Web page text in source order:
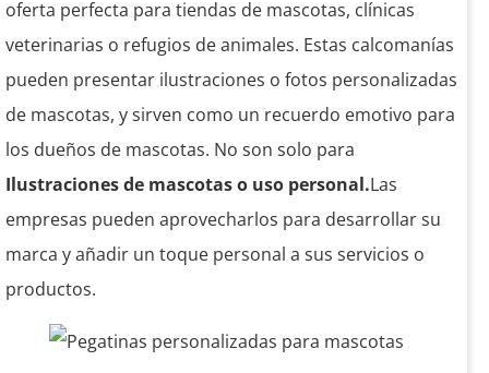
oferta perfecta para tiendas de mascotas, clínicas
veterinarias o refugios de animales. Estas calcomanías
pueden presentar ilustraciones o fotos personalizadas
de mascotas, y sirven como un recuerdo emotivo para
los dueños de mascotas. No son solo para
Ilustraciones de mascotas o uso personal.Las
empresas pueden aprovecharlos para desarrollar su
marca y añadir un toque personal a sus servicios o
productos.